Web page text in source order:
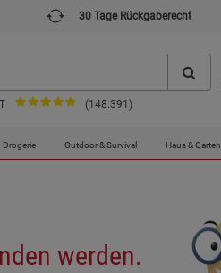
30 Tage Rückgaberecht
(148.391)
Drogerie Outdoor & Survival Haus & Garten
werden.